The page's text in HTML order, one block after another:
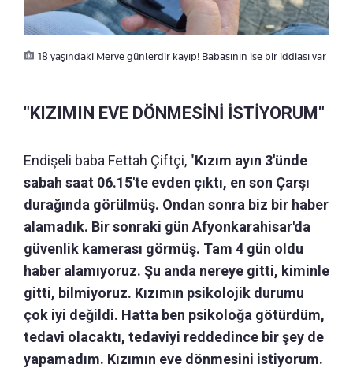
18 yaşındaki Merve günlerdir kayıp! Babasının ise bir iddiası var
"KIZIMIN EVE DÖNMESİNİ İSTİYORUM"
Endişeli baba Fettah Çiftçi, "Kızım ayın 3'ünde
sabah saat 06.15'te evden çıktı, en son Çarşı
durağında görülmüş. Ondan sonra biz bir haber
alamadık. Bir sonraki gün Afyonkarahisar'da
güvenlik kamerası görmüş. Tam 4 gün oldu
haber alamıyoruz. Şu anda nereye gitti, kiminle
gitti, bilmiyoruz. Kızımın psikolojik durumu
çok iyi değildi. Hatta ben psikoloğa götürdüm,
tedavi olacaktı, tedaviyi reddedince bir şey de
yapamadım. Kızımın eve dönmesini istiyorum.